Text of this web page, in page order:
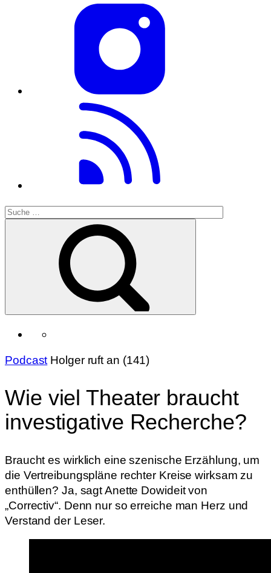
Podcast Holger ruft an (141)
Wie viel Theater braucht
investigative Recherche?
Braucht es wirklich eine szenische Erzählung, um
die Vertreibungspläne rechter Kreise wirksam zu
enthüllen? Ja, sagt Anette Dowideit von
„Correctiv“. Denn nur so erreiche man Herz und
Verstand der Leser.